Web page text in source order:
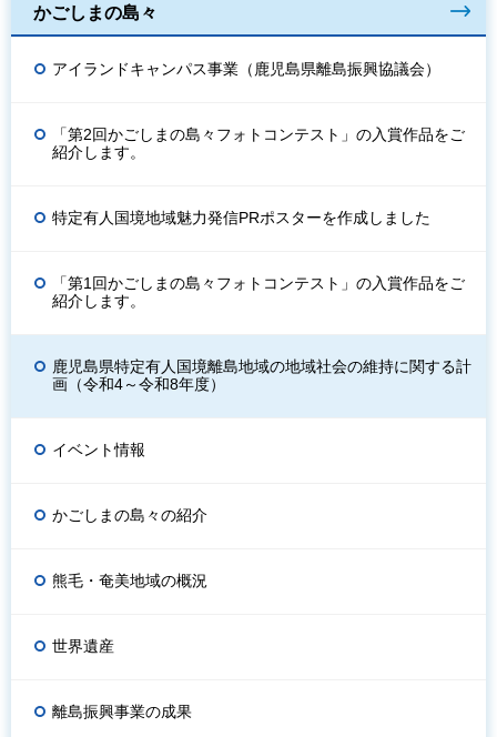
かごしまの島々
アイランドキャンパス事業（鹿児島県離島振興協議会）
「第2回かごしまの島々フォトコンテスト」の入賞作品をご
紹介します。
特定有人国境地域魅力発信PRポスターを作成しました
「第1回かごしまの島々フォトコンテスト」の入賞作品をご
紹介します。
鹿児島県特定有人国境離島地域の地域社会の維持に関する計
画（令和4～令和8年度）
イベント情報
かごしまの島々の紹介
熊毛・奄美地域の概況
世界遺産
離島振興事業の成果